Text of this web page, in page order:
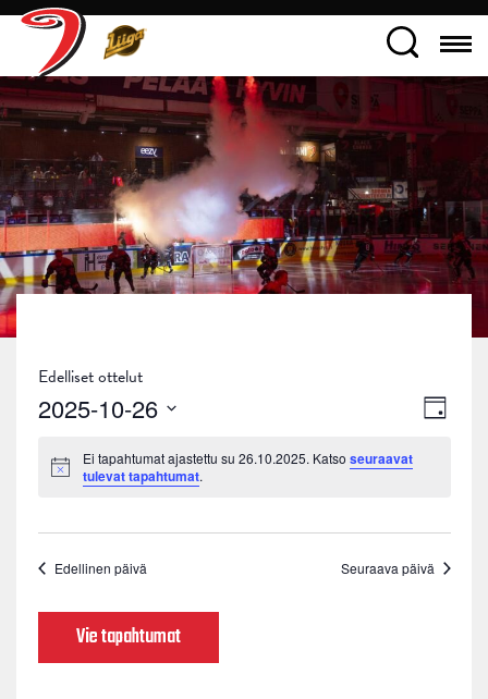
Edelliset ottelut
Päivä
2025-10-26
päivä.
Notice
Ei tapahtumat ajastettu su 26.10.2025. Katso seuraavat
tulevat tapahtumat.
Edellinen päivä Seuraava päivä
Vie tapahtumat